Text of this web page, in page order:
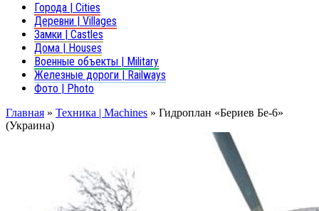
Города | Cities
Деревни | Villages
Замки | Castles
Дома | Houses
Военные объекты | Military
Железные дороги | Railways
Фото | Photo
Главная » Техника | Machines » Гидроплан «Бериев Бе-6»
(Украина)